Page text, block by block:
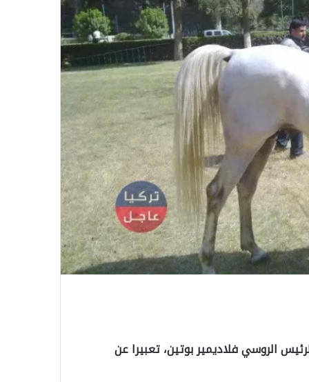
الروسي فلاديمير بوتين، تعبيرا عن